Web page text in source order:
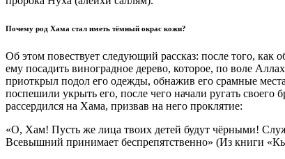
Почему род Хама стал иметь тёмный окрас кожи?
Об этом повествует следующий рассказ: после того, как
ему посадить виноградное дерево, которое, по воле
приоткрыл подол его одежды, обнажив его срамные
поспешили укрыть его, после чего начали ругать
рассердился на Хама, призвав на него проклятие:
«О, Хам! Пусть же лица твоих детей будут чёрными!
Всевышний принимает беспрепятственно» (Из книги